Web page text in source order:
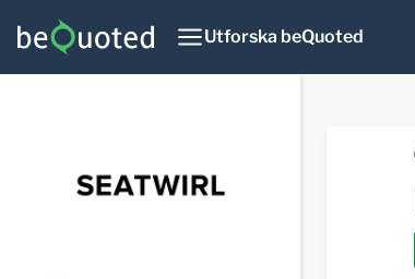
Utforska beQuoted